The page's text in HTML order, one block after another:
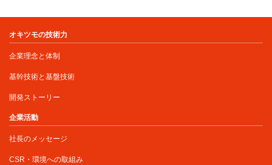
オキツモの技術力
企業理念と体制
基幹技術と基盤技術
開発ストーリー
企業活動
社長のメッセージ
CSR・環境への取組み